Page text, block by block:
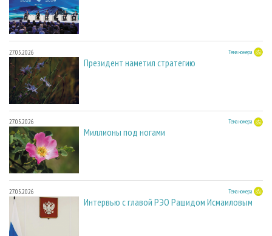
27.05.2026 Тема номера
Президент наметил стратегию
27.05.2026 Тема номера
Миллионы под ногами
27.05.2026 Тема номера
Интервью с главой РЭО Рашидом Исмаиловым